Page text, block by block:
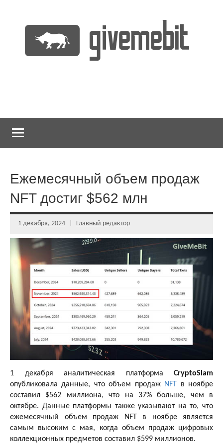
содержимому
Ежемесячный объем продаж
NFT достиг $562 млн
1 декабря, 2024 Главный редактор
1 декабря аналитическая платформа CryptoSlam
опубликовала данные, что объем продаж NFT
в ноябре
составил $562 миллиона, что на 37% больше, чем в
октябре. Данные платформы также указывают на то, что
ежемесячный объем продаж NFT в ноябре является
самым высоким с мая, когда объем продаж цифровых
коллекционных предметов составил $599 миллионов.